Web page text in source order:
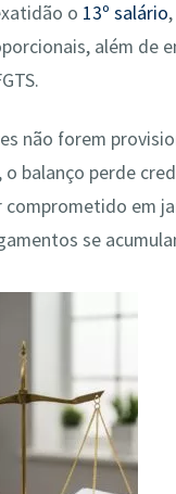
o 13º salário
além de
não forem
balanço perde
comprometido em
se